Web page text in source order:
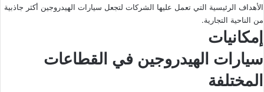
الأهداف الرئيسية التي تعمل عليها الشركات لتجعل سيارات الهيدروجين أكثر جاذبية
من الناحية التجارية.
إمكانيات
سيارات الهيدروجين في القطاعات
المختلفة